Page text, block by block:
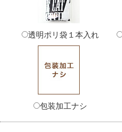
透明ポリ袋１本入れ
包装加工ナシ